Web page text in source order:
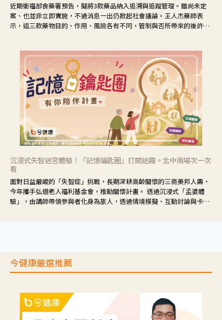
近期衛福部食藥署預告，擬將3款藥品納入追溯與追蹤管理。雖尚未定
案、也並非立即實施，不過消息一出仍掀起社會議論。王人杰藥師表
示，這三款藥物目的、作用、風險各有不同，管制與否所帶來的後許影
沉浸式失智迷宮體驗！「記憶鑰匙圈」打開迷霧。北中南場次一次
看
面對日益嚴峻的「失智症」挑戰，長期深耕高齡關懷的三商美邦人壽，
今年攜手弘道老人福利基金會，推動關懷計畫。 透過沉浸式「孟婆體
驗」，由講師帶領參與者化身為旅人，透過情境模擬、互動討論與卡牌
今健康嚴選推薦